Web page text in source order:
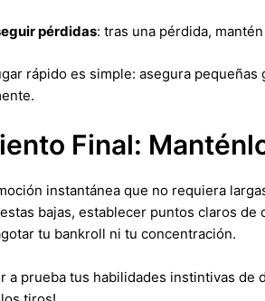
pérdidas: tras una pérdida,
rápido es simple: asegura
Final:
instantánea que no requiera
bajas, establecer puntos claros
tu bankroll ni tu concentración.
a prueba tus habilidades instintivas